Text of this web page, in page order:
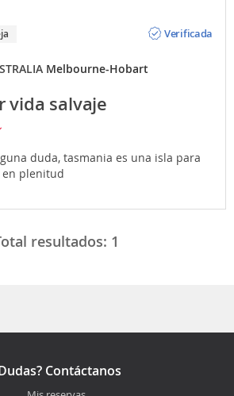
Verificada
Melbourne-Hobart
vida salvaje
duda, tasmania es una isla para
plenitud
resultados: 1
Contáctanos